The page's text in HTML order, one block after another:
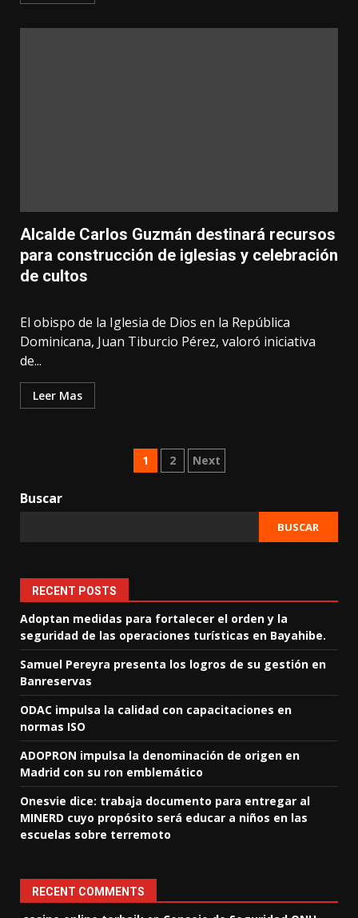
Alcalde Carlos Guzmán destinará recursos
para construcción de iglesias y celebración
de cultos
El obispo de la Iglesia de Dios en la República
Dominicana, Juan Tiburcio Pérez, valoró iniciativa
de...
Leer Mas
Posts
1 2 Next
Buscar
BUSCAR
RECENT POSTS
Adoptan medidas para fortalecer el orden y la
seguridad de las operaciones turísticas en Bayahibe.
Samuel Pereyra presenta los logros de su gestión en
Banreservas
ODAC impulsa la calidad con capacitaciones en
normas ISO
ADOPRON impulsa la denominación de origen en
Madrid con su ron emblemático
Onesvie dice: trabaja documento para entregar al
MINERD cuyo propósito será educar a niños en las
escuelas sobre terremoto
RECENT COMMENTS